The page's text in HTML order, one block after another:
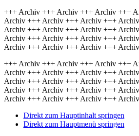
+++ Archiv +++ Archiv +++ Archiv +++
Archiv +++ Archiv +++ Archiv +++
Archiv +++ Archiv +++ Archiv +++
Archiv +++ Archiv +++ Archiv +++
Archiv +++ Archiv +++ Archiv +++
+++ Archiv +++ Archiv +++ Archiv +++
Archiv +++ Archiv +++ Archiv +++
Archiv +++ Archiv +++ Archiv +++
Archiv +++ Archiv +++ Archiv +++
Archiv +++ Archiv +++ Archiv +++
Direkt zum Hauptinhalt springen
Direkt zum Hauptmenü springen